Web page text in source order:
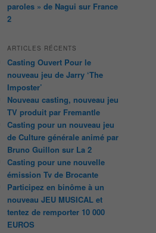
paroles » de Nagui sur France
2
ARTICLES RÉCENTS
Casting Ouvert Pour le
nouveau jeu de Jarry ‘The
Imposter’
Nouveau casting, nouveau jeu
TV produit par Fremantle
Casting pour un nouveau jeu
de Culture générale animé par
Bruno Guillon sur La 2
Casting pour une nouvelle
émission Tv de Brocante
Participez en binôme à un
nouveau JEU MUSICAL et
tentez de remporter 10 000
EUROS